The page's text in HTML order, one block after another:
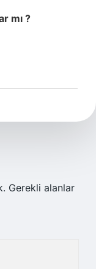
mı ?
Gerekli alanlar